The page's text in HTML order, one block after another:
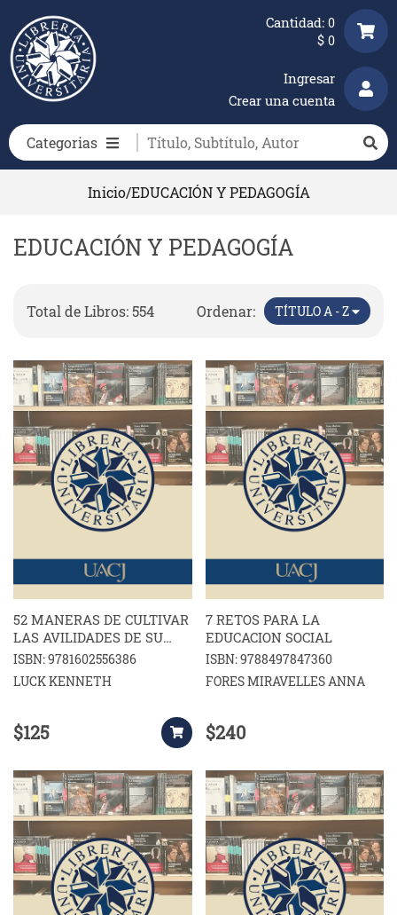
Categorias
Ingresar
Crear una cuenta
Cantidad: 0
$ 0
Inicio/EDUCACIÓN Y PEDAGOGÍA
EDUCACIÓN Y PEDAGOGÍA
Total de Libros: 554 Ordenar: TÍTULO A - Z
52 MANERAS DE CULTIVAR
LAS AVILIDADES DE SU
HIJO
ISBN: 9781602556386
LUCK KENNETH
$125
7 RETOS PARA LA
EDUCACION SOCIAL
ISBN: 9788497847360
FORES MIRAVELLES ANNA
$240